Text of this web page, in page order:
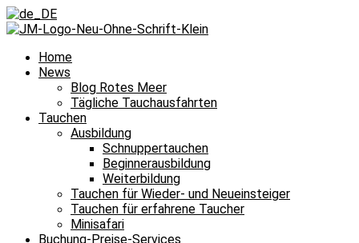
Home
News
Blog Rotes Meer
Tägliche Tauchausfahrten
Tauchen
Ausbildung
Schnuppertauchen
Beginnerausbildung
Weiterbildung
Tauchen für Wieder- und Neueinsteiger
Tauchen für erfahrene Taucher
Minisafari
Buchung-Preise-Services